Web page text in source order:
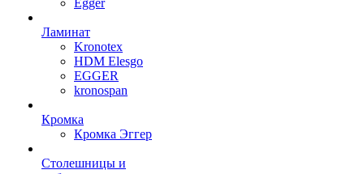
Egger
Ламинат
Kronotex
HDM Elesgo
EGGER
kronospan
Кромка
Кромка Эггер
Столешницы и